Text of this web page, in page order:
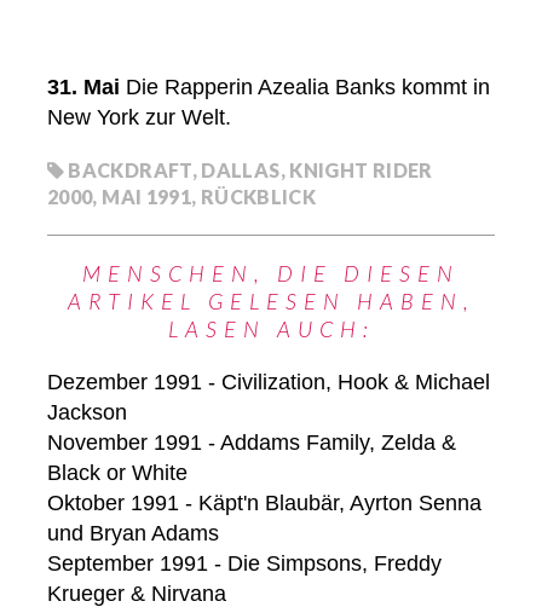
31. Mai Die Rapperin Azealia Banks kommt in
New York zur Welt.
BACKDRAFT, DALLAS, KNIGHT RIDER
2000, MAI 1991, RÜCKBLICK
MENSCHEN, DIE DIESEN
ARTIKEL GELESEN HABEN,
LASEN AUCH:
Dezember 1991 - Civilization, Hook & Michael
Jackson
November 1991 - Addams Family, Zelda &
Black or White
Oktober 1991 - Käpt'n Blaubär, Ayrton Senna
und Bryan Adams
September 1991 - Die Simpsons, Freddy
Krueger & Nirvana